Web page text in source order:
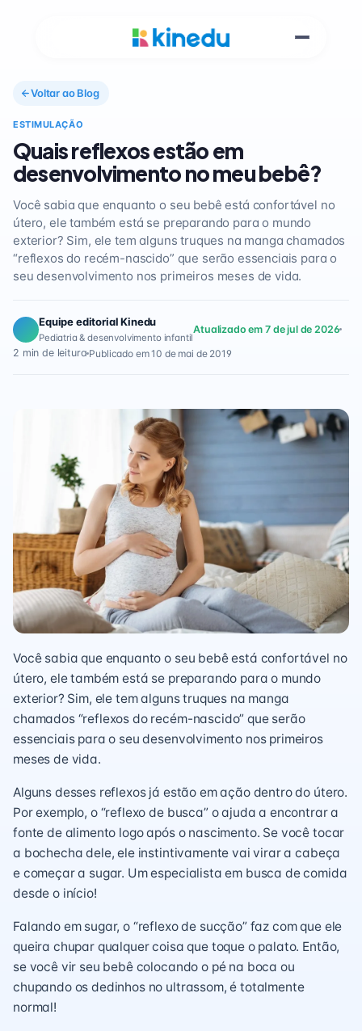
Voltar ao Blog
ESTIMULAÇÃO
Quais reflexos estão em
desenvolvimento no meu bebê?
Você sabia que enquanto o seu bebê está confortável no
útero, ele também está se preparando para o mundo
exterior? Sim, ele tem alguns truques na manga chamados
“reflexos do recém-nascido” que serão essenciais para o
seu desenvolvimento nos primeiros meses de vida.
Equipe editorial Kinedu
Pediatria & desenvolvimento infantil
Atualizado em 7 de jul de 2026
2 min de leitura Publicado em 10 de mai de 2019
Você sabia que enquanto o seu bebê está confortável no
útero, ele também está se preparando para o mundo
exterior? Sim, ele tem alguns truques na manga
chamados “reflexos do recém-nascido” que serão
essenciais para o seu desenvolvimento nos primeiros
meses de vida.
Alguns desses reflexos já estão em ação dentro do útero.
Por exemplo, o “reflexo de busca” o ajuda a encontrar a
fonte de alimento logo após o nascimento. Se você tocar
a bochecha dele, ele instintivamente vai virar a cabeça
e começar a sugar. Um especialista em busca de comida
desde o início!
Falando em sugar, o “reflexo de sucção” faz com que ele
queira chupar qualquer coisa que toque o palato. Então,
se você vir seu bebê colocando o pé na boca ou
chupando os dedinhos no ultrassom, é totalmente
normal!